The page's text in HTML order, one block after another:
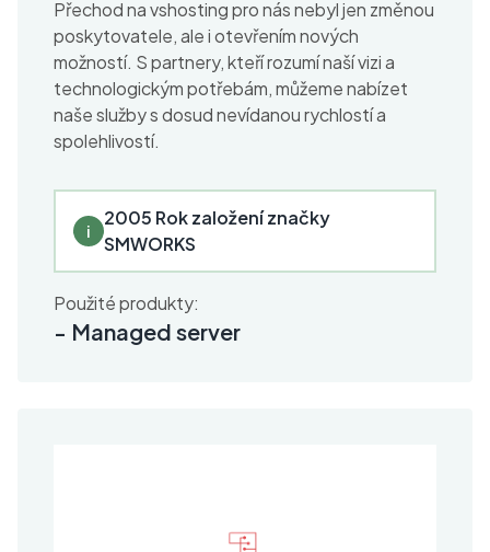
Přechod na vshosting pro nás nebyl jen změnou
poskytovatele, ale i otevřením nových
možností. S partnery, kteří rozumí naší vizi a
technologickým potřebám, můžeme nabízet
naše služby s dosud nevídanou rychlostí a
spolehlivostí.
i
2005 Rok založení značky
SMWORKS
Použité produkty:
- Managed server